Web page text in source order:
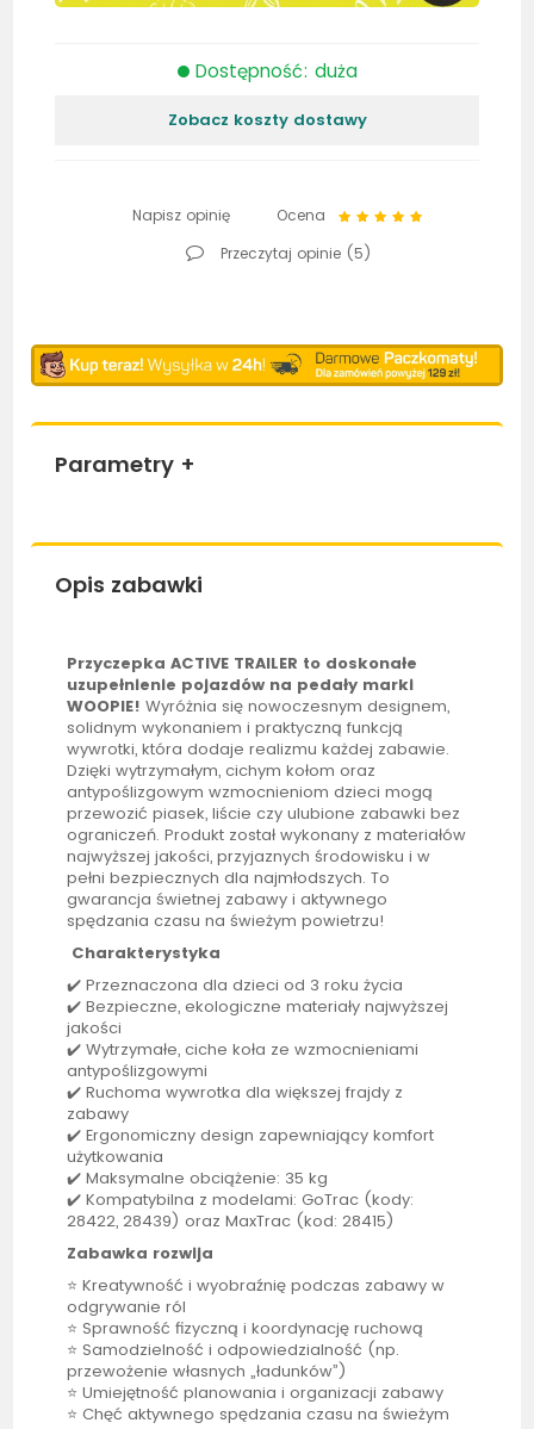
Dostępność: duża
Zobacz koszty dostawy
Napisz opinię
Ocena
Przeczytaj opinie (5)
Parametry +
Opis zabawki
Przyczepka ACTIVE TRAILER to doskonałe
uzupełnienie pojazdów na pedały marki
WOOPIE! Wyróżnia się nowoczesnym designem,
solidnym wykonaniem i praktyczną funkcją
wywrotki, która dodaje realizmu każdej zabawie.
Dzięki wytrzymałym, cichym kołom oraz
antypoślizgowym wzmocnieniom dzieci mogą
przewozićpiasek, liście czy ulubione zabawki bez
ograniczeń. Produkt został wykonany z materiałów
najwyższej jakości, przyjaznych środowisku i w
pełni bezpiecznych dla najmłodszych. To
gwarancja świetnej zabawy i aktywnego
spędzania czasu na świeżym powietrzu!
Charakterystyka
✔️ Przeznaczona dla dzieci od 3 roku życia
✔️ Bezpieczne, ekologiczne materiały najwyższej
jakości
✔️ Wytrzymałe, ciche koła ze wzmocnieniami
antypoślizgowymi
✔️ Ruchoma wywrotka dla większej frajdy z
zabawy
✔️ Ergonomiczny design zapewniający komfort
użytkowania
✔️ Maksymalne obciążenie: 35 kg
✔️ Kompatybilna z modelami: GoTrac (kody:
28422, 28439) oraz MaxTrac (kod: 28415)
Zabawka rozwija
⭐ Kreatywność i wyobraźnię podczas zabawy w
odgrywanie ról
⭐ Sprawność fizyczną i koordynację ruchową
⭐ Samodzielność i odpowiedzialność (np.
przewożenie własnych „ładunków”)
⭐ Umiejętność planowania i organizacji zabawy
⭐ Chęć aktywnego spędzania czasu na świeżym